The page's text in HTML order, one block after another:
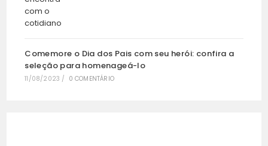
Comemore o Dia dos Pais com seu herói: confira a
seleção para homenageá-lo
11/08/2023 / 0 COMENTÁRIO